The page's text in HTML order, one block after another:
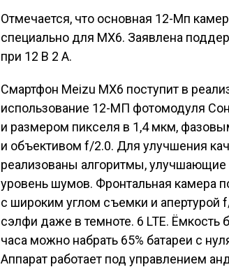
Отмечается, что основная 12-Мп
специально для MX6. Заявлена
при 12 В 2 А.
Смартфон Meizu MX6 поступит в
использование 12-МП фотомодуля
и размером пикселя в 1,4 мкм,
и объективом f/2.0. Для улучшения
реализованы алгоритмы,
уровень шумов. Фронтальная камера
с широким углом съемки и
сэлфи даже в темноте. 6 LTE. Ёмкость
часа можно набрать 65% батареи с
Аппарат работает под управлением